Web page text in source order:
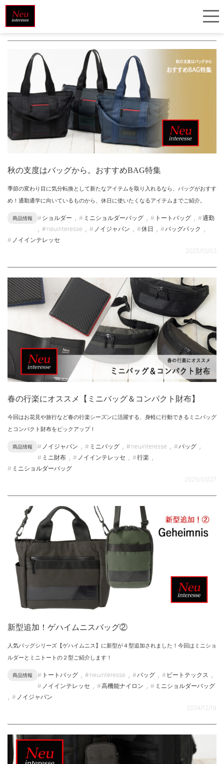
秋の支度はバッグから。おすすめBAG特集
季節の変わり目に気分転換として新たなアイテムを取り入れるなら、バッグがおすす
め！通勤通学に向いているものから、休日に使いたくなるアイテムまでご紹介。
商品情報 ショルダー , ミニショルダーバッグ , トートバッグ , 通勤
, neuinteresse , ノイジャパン , 休日 , バッグパック ,
ノイインテレッセ
2025/10/03
春の行楽にオススメ【ミニバッグ＆コンパクト財布】
今回はお花見や旅行など春の行楽シーズンに活躍する、身軽に行動できるミニバッグ
とコンパクト財布をピックアップ！
商品情報 ノイジャパン , ミニバッグ , neuinteresse , バッグ ,
ミニ財布 , ノイインテレッセ , 行楽 ,
ミニショルダーバッグ
2025/03/27
新型追加！ゲハイムニスバッグ②
人気バッグシリーズ【ゲハイムニス】に新型が４型追加されました！今回はミニショ
ルダーとミニトートの２型ご紹介します！
商品情報 トートバッグ , neuinteresse , バッグ , ビートテックス ,
ノイインテレッセ , 高機能ナイロン , ミニショルダーバッグ
,
ノイジャパン
2024/12/19